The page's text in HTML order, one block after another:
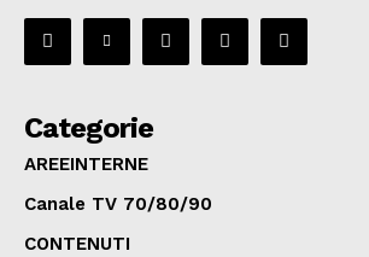
Categorie
AREEINTERNE
Canale TV 70/80/90
CONTENUTI